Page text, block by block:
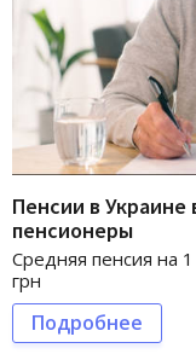
Пенсии в Украине
пенсионеры
Средняя пенсия на
грн
Подробнее